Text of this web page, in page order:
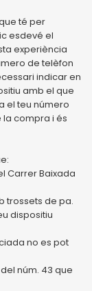
té per
esdevé el
experiència
de telèfon
indicar en
amb el que
el teu número
compra i és
Carrer Baixada
trossets de pa.
dispositiu
no es pot
núm. 43 que